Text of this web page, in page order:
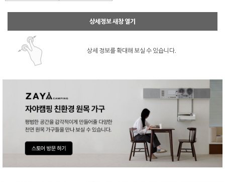
상세정보 새창 열기
상세 정보를 확대해 보실 수 있습니다.